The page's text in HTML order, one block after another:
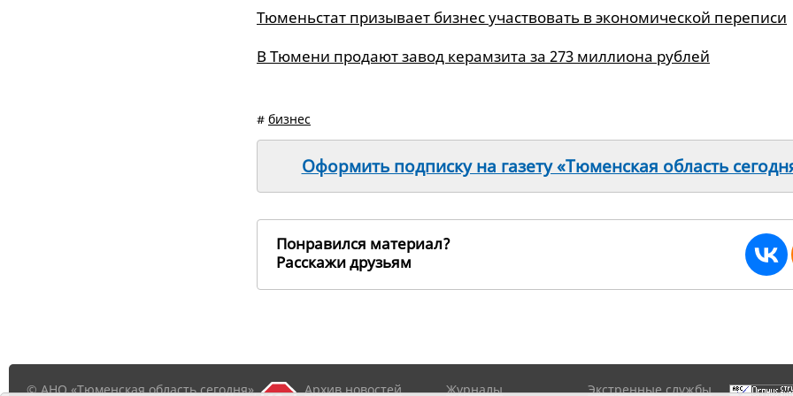
Тюменьстат призывает бизнес участвовать в экономической переписи
В Тюмени продают завод керамзита за 273 миллиона рублей
# бизнес
Оформить подписку на газету «Тюменская область
Понравился материал?
Расскажи друзьям
© АНО «Тюменская область сегодня», Архив новостей Журналы Экстренные службы